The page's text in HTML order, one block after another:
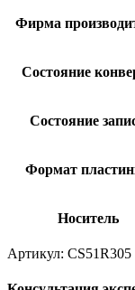
Фирма
Состояние
Состояние
Формат
Носитель
Артикул: CS51R305